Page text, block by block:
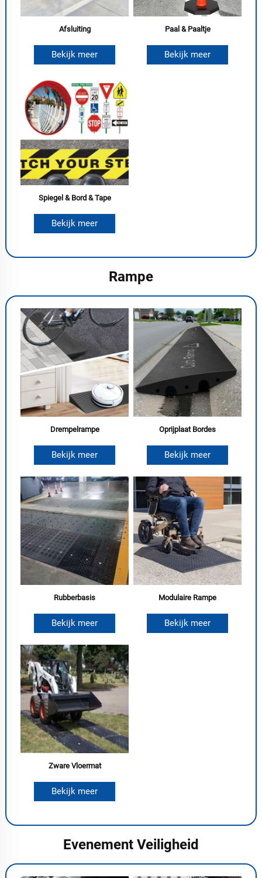
Afsluiting
Bekijk meer
Paal & Paaltje
Bekijk meer
Spiegel & Bord & Tape
Bekijk meer
Rampe
Drempelrampe
Bekijk meer
Oprijplaat Bordes
Bekijk meer
Rubberbasis
Bekijk meer
Modulaire Rampe
Bekijk meer
Zware Vloermat
Bekijk meer
Evenement Veiligheid